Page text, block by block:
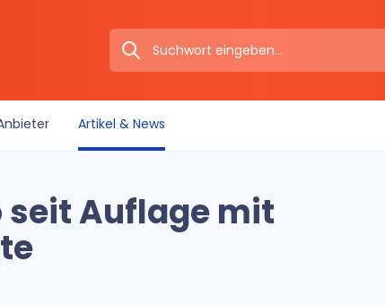
Artikel & News
seit Auflage mit